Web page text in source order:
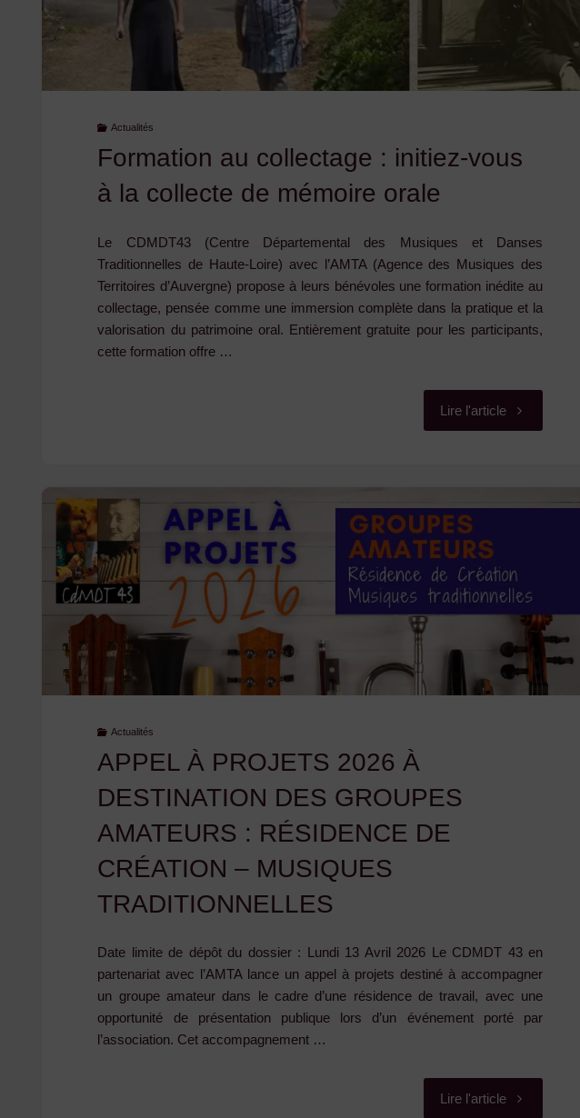
un
engouement
Actualités
Formation au collectage : initiez-vous
à la collecte de mémoire orale
Le CDMDT43 (Centre Départemental des Musiques et Danses
Traditionnelles de Haute-Loire) avec l’AMTA (Agence des Musiques des
Territoires d’Auvergne) propose à leurs bénévoles une formation inédite au
collectage, pensée comme une immersion complète dans la pratique et la
valorisation du patrimoine oral. Entièrement gratuite pour les participants,
cette formation offre …
Lire l'article"Formation
initiez-
vous
à
la
Actualités
APPEL À PROJETS 2026 À
DESTINATION DES GROUPES
AMATEURS : RÉSIDENCE DE
CRÉATION – MUSIQUES
TRADITIONNELLES
Date limite de dépôt du dossier : Lundi 13 Avril 2026 Le CDMDT 43 en
partenariat avec l’AMTA lance un appel à projets destiné à accompagner
un groupe amateur dans le cadre d’une résidence de travail, avec une
opportunité de présentation publique lors d’un événement porté par
l’association. Cet accompagnement …
Lire l'article"APPEL